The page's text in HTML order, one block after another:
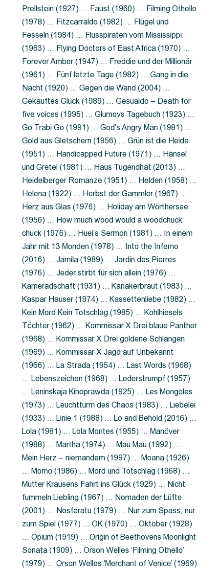
Prellstein (1927) … Faust (1960) … Filming Othello
(1978) … Fitzcarraldo (1982) … Flügel und
Fesseln (1984) … Flusspiraten vom Mississippi
(1963) … Flying Doctors of East Africa (1970) …
Forever Amber (1947) … Freddie und der Millionär
(1961) … Fünf letzte Tage (1982) … Gang in die
Nacht (1920) … Gegen die Wand (2004) …
Gekauftes Glück (1989) … Gesualdo – Death for
five voices (1995) … Glumovs Tagebuch (1923) …
Go Trabi Go (1991) … God’s Angry Man (1981) …
Gold aus Gletschern (1956) … Grün ist die Heide
(1951) … Handicapped Future (1971) … Hänsel
und Gretel (1981) … Haus Tugendhat (2013) …
Heidelberger Romanze (1951) … Helden (1958) …
Helena (1922) … Herbst der Gammler (1967) …
Herz aus Glas (1976) … Holiday am Wörthersee
(1956) … How much wood would a woodchuck
chuck (1976) … Huei’s Sermon (1981) … In einem
Jahr mit 13 Monden (1978) … Into the Inferno
(2016) … Jamila (1989) … Jardin des Pierres
(1976) … Jeder stirbt für sich allein (1976) …
Kameradschaft (1931) … Kanakerbraut (1983) …
Kaspar Hauser (1974) … Kassettenliebe (1982) …
Kein Mord Kein Totschlag (1985) … Kohlhiesels
Töchter (1962) … Kommissar X Drei blaue Panther
(1968) … Kommissar X Drei goldene Schlangen
(1969) … Kommissar X Jagd auf Unbekannt
(1966) … La Strada (1954) … Last Words (1968)
… Lebenszeichen (1968) … Lederstrumpf (1957)
… Leninskaja Kinoprawda (1925) … Les Mongoles
(1973) … Leuchtturm des Chaos (1983) … Liebelei
(1933) … Linie 1 (1988) … Lo and Behold (2016) …
Lola (1981) … Lola Montes (1955) … Manöver
(1988) … Martha (1974) … Mau Mau (1992) …
Mein Herz – niemandem (1997) … Moana (1926)
… Momo (1986) … Mord und Totschlag (1968) …
Mutter Krausens Fahrt ins Glück (1929) … Nicht
fummeln Liebling (1967) … Nomaden der Lüfte
(2001) … Nosferatu (1979) … Nur zum Spass, nur
zum Spiel (1977) … OK (1970) … Oktober (1928)
… Opium (1919) … Origin of Beethovens Moonlight
Sonata (1909) … Orson Welles ‘Filming Othello’
(1979) … Orson Welles ‘Merchant of Venice’ (1969)